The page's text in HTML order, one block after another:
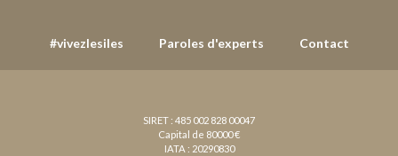
#vivezlesiles Paroles d'experts Contact
SIRET : 485 002 828 00047
Capital de 80000 €
IATA : 20290830